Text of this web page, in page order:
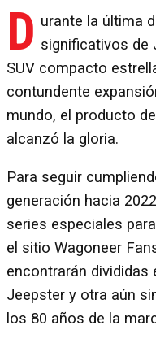
D urante la última
significativos de
SUV compacto
contundente
mundo, el producto
alcanzó la gloria.
Para seguir
generación hacia
series especiales
el sitio Wagoneer
encontrarán divididas
Jeepster y otra aún
los 80 años de la